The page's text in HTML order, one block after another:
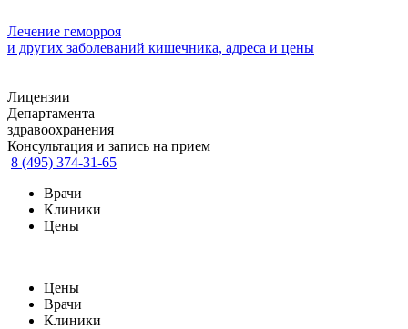
Лечение геморроя
и других заболеваний кишечника, адреса и цены
Лицензии
Департамента
здравоохранения
Консультация и запись на прием
8 (495) 374-31-65
Врачи
Клиники
Цены
Цены
Врачи
Клиники